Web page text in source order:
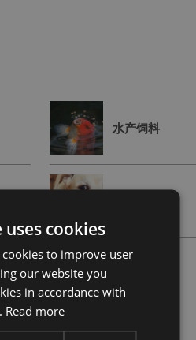
水产饲料
cookies
to improve user
our website you
in accordance with
Read more